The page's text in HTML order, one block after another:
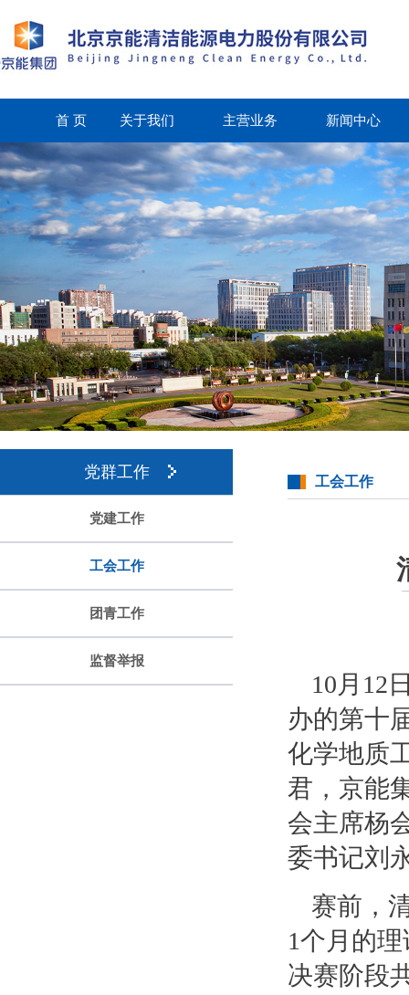
首 页 关于我们 主营业务 新闻中心
党群工作
党建工作
工会工作
团青工作
监督举报
工会工作
10月12
办的第十
化学地质
君，京能
会主席杨
委书记刘
赛前，
1个月的
决赛阶段